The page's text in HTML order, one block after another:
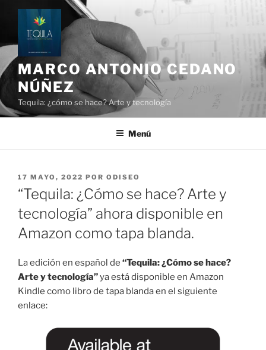
contenido
MARCO ANTONIO CEDANO
NÚÑEZ
Tequila: ¿cómo se hace? Arte y tecnología
Menú
PUBLICADO
EN
17 MAYO, 2022 POR ODISEO
“Tequila: ¿Cómo se hace? Arte y
tecnología” ahora disponible en
Amazon como tapa blanda.
La edición en español de “Tequila: ¿Cómo se hace?
Arte y tecnología”ya está disponible en Amazon
Kindle como libro de tapa blanda en el siguiente
enlace: